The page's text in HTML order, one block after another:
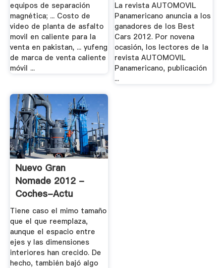
equipos de separación
magnética; ... Costo de
video de planta de asfalto
movil en caliente para la
venta en pakistan, ... yufeng
de marca de venta caliente
móvil ...
La revista AUTOMOVIL
Panamericano anuncia a los
ganadores de los Best
Cars 2012. Por novena
ocasión, los lectores de la
revista AUTOMOVIL
Panamericano, publicación
...
Nuevo Gran
Nomade 2012 -
Coches-Actu
Tiene caso el mimo tamaño
que el que reemplaza,
aunque el espacio entre
ejes y las dimensiones
interiores han crecido. De
hecho, también bajó algo